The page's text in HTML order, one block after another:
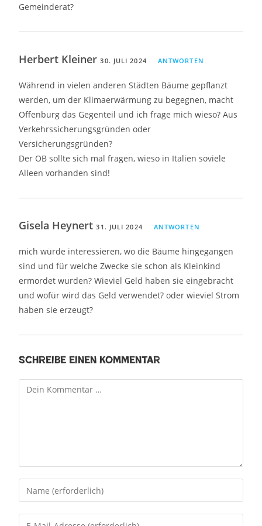
Gemeinderat?
Herbert Kleiner30. JULI 2024 ANTWORTEN
Während in vielen anderen Städten Bäume gepflanzt
werden, um der Klimaerwärmung zu begegnen, macht
Offenburg das Gegenteil und ich frage mich wieso? Aus
Verkehrssicherungsgründen oder
Versicherungsgründen?
Der OB sollte sich mal fragen, wieso in Italien soviele
Alleen vorhanden sind!
Gisela Heynert31. JULI 2024 ANTWORTEN
mich würde interessieren, wo die Bäume hingegangen
sind und für welche Zwecke sie schon als Kleinkind
ermordet wurden? Wieviel Geld haben sie eingebracht
und wofür wird das Geld verwendet? oder wieviel Strom
haben sie erzeugt?
Schreibe einen Kommentar